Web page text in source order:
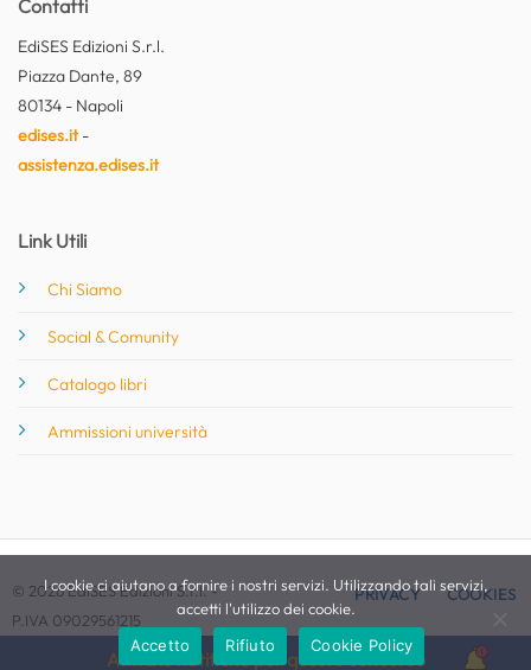
Attiva le notifiche per questo concorso
Contatti
EdiSES Edizioni S.r.l.
Piazza Dante, 89
80134 - Napoli
edises.it-
assistenza.edises.it
Link Utili
Chi Siamo
Social & Comunity
Catalogo libri
Ammissioni università
© 2026 EdiSES Edizioni S.r.l. -
P.IVA 09029561215
PRIVACY COOKIES
I cookie ci aiutano a fornire i nostri servizi. Utilizzando tali servizi,
accetti l'utilizzo dei cookie.
Accetto
Rifiuto Cookie Policy